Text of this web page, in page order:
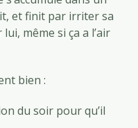
et finit par irriter sa
même si ça a l’air
bien :
du soir pour qu’il